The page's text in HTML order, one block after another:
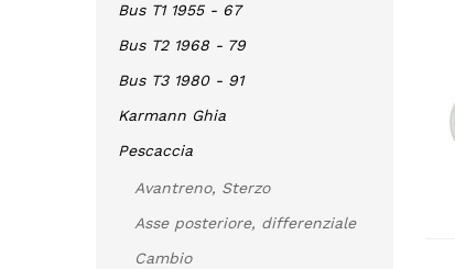
Bus T1 1955 - 67
Bus T2 1968 - 79
Bus T3 1980 - 91
Karmann Ghia
Pescaccia
Avantreno, Sterzo
Asse posteriore, differenziale
Cambio